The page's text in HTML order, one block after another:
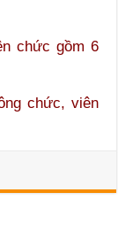
chức gồm 6
chức, viên